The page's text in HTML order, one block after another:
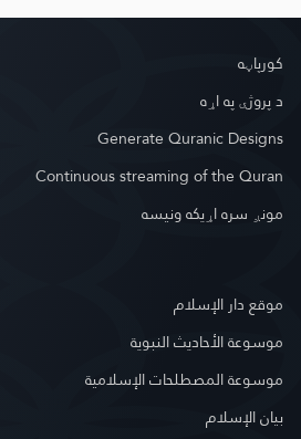
کور‌پاڼه
د پروژې په اړه
Generate Quranic Designs
Continuous streaming of the Quran
مونږ سره اړیکه ونیسه
موقع دار الإسلام
موسوعة الأحاديث النبوية
موسوعة المصطلحات الإسلامية
بيان الإسلام